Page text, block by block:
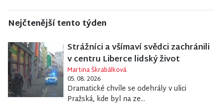
Nejčtenější tento týden
Strážníci a všímaví svědci zachránili
v centru Liberce lidský život
Martina Škrabálková
05. 08. 2026
Dramatické chvíle se odehrály v ulici
Pražská, kde byl na ze...